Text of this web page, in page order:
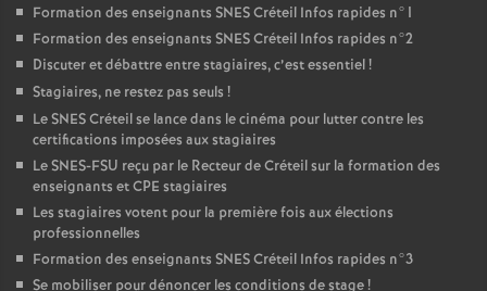
Formation des enseignants SNESCréteil Infos rapides n°1
Formation des enseignants SNESCréteil Infos rapides n°2
Discuter et débattre entre stagiaires, c’est essentiel!
Stagiaires, ne restez pas seuls !
LeSNESCréteil se lance dans le cinéma pour lutter contre les
certifications imposées aux stagiaires
LeSNES-FSU reçu par le Recteur de Créteil sur la formation des
enseignants etCPE stagiaires
Les stagiaires votent pour la première fois aux élections
professionnelles
Formation des enseignants SNESCréteil Infos rapides n°3
Se mobiliser pour dénoncer les conditions de stage!